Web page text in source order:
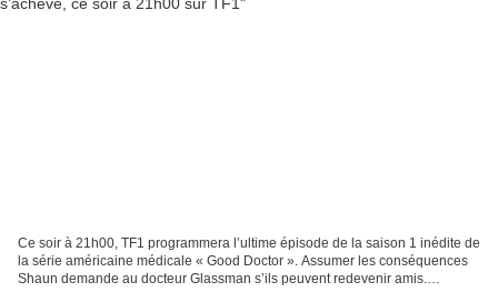
Ce soir à 21h00, TF1 programmera l’ultime épisode de la saison 1 inédite de
la série américaine médicale « Good Doctor ». Assumer les conséquences
Shaun demande au docteur Glassman s’ils peuvent redevenir amis.